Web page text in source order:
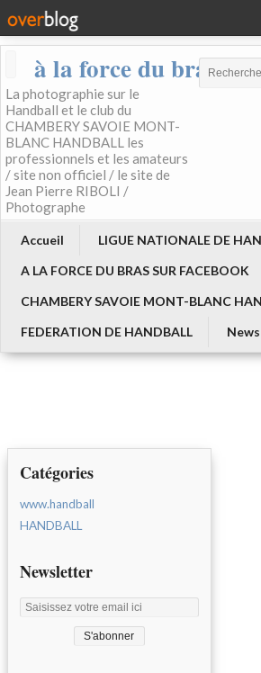
à la force du bras
La photographie sur le
Handball et le club du
CHAMBERY SAVOIE MONT-
BLANC HANDBALL les
professionnels et les amateurs
/ site non officiel / le site de
Jean Pierre RIBOLI /
Photographe
Accueil
LIGUE NATIONALE DE
A LA FORCE DU BRAS SUR FACEBOOK
CHAMBERY SAVOIE MONT-BLANC
FEDERATION DE HANDBALL
Catégories
www.handball
HANDBALL
Newsletter